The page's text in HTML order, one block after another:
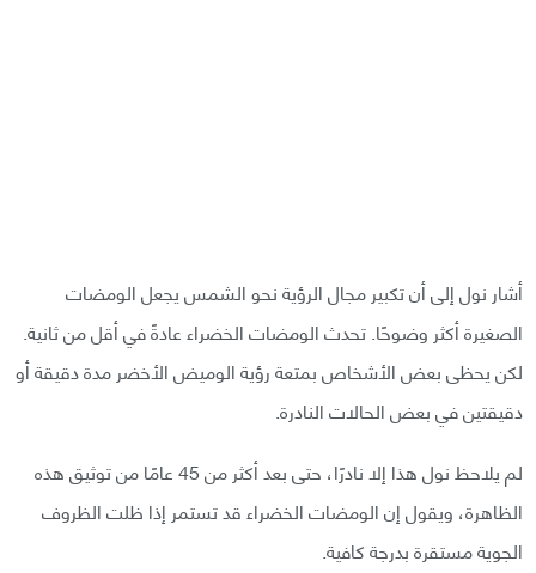
أشار نول إلى أن تكبير مجال الرؤية نحو الشمس يجعل الومضات
الصغيرة أكثر وضوحًا. تحدث الومضات الخضراء عادةً في أقل من ثانية.
لكن يحظى بعض الأشخاص بمتعة رؤية الوميض الأخضر مدة دقيقة أو
دقيقتين في بعض الحالات النادرة.
لم يلاحظ نول هذا إلا نادرًا، حتى بعد أكثر من 45 عامًا من توثيق هذه
الظاهرة، ويقول إن الومضات الخضراء قد تستمر إذا ظلت الظروف
الجوية مستقرة بدرجة كافية.